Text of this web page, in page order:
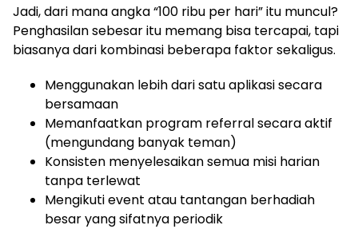
Jadi, dari mana angka “100 ribu per hari” itu muncul?
Penghasilan sebesar itu memang bisa tercapai, tapi
biasanya dari kombinasi beberapa faktor sekaligus.
Menggunakan lebih dari satu aplikasi secara
bersamaan
Memanfaatkan program referral secara aktif
(mengundang banyak teman)
Konsisten menyelesaikan semua misi harian
tanpa terlewat
Mengikuti event atau tantangan berhadiah
besar yang sifatnya periodik